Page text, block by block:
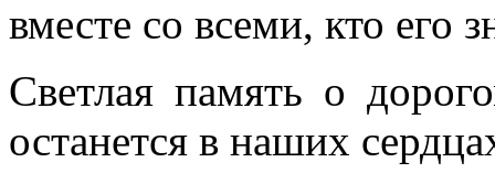
вместе со всеми, кто его
Светлая память о
останется в наших